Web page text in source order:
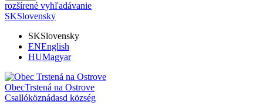
rozšírené vyhľadávanie
SKSlovensky
SKSlovensky
ENEnglish
HUMagyar
ObecTrstená na Ostrove
Csallóköznádasd község